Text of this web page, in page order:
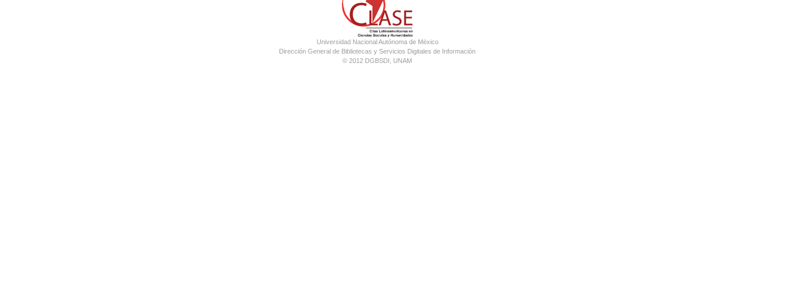
Universidad Nacional Autónoma de México
Dirección General de Bibliotecas y Servicios Digitales de Información
© 2012 DGBSDI, UNAM